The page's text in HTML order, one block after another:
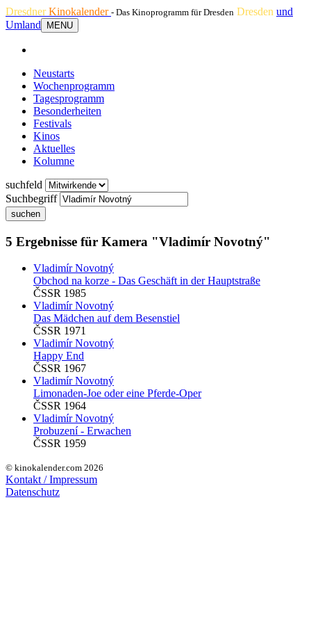
DresdnerKinokalender - Das Kinoprogramm für Dresden Dresden und
Umland
MENU
Neustarts
Wochenprogramm
Tagesprogramm
Besonderheiten
Festivals
Kinos
Aktuelles
Kolumne
suchfeld
Suchbegriff
suchen
5 Ergebnisse für Kamera "Vladimír Novotný"
Vladimír Novotný
Obchod na korze - Das Geschäft in der Hauptstraße
ČSSR 1985
Vladimír Novotný
Das Mädchen auf dem Besenstiel
ČSSR 1971
Vladimír Novotný
Happy End
ČSSR 1967
Vladimír Novotný
Limonaden-Joe oder eine Pferde-Oper
ČSSR 1964
Vladimír Novotný
Probuzení - Erwachen
ČSSR 1959
© kinokalender.com 2026
Kontakt / Impressum
Datenschutz